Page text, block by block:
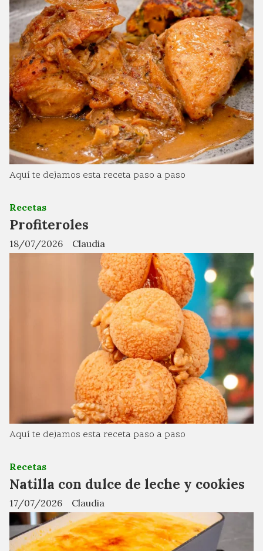
Aquí te dejamos esta receta paso a paso
Profiteroles
Claudia
Recetas
18/07/2026
Aquí te dejamos esta receta paso a paso
Natilla con dulce de leche y cookies
Claudia
Recetas
17/07/2026